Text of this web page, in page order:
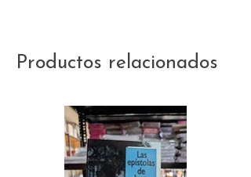
Productos relacionados